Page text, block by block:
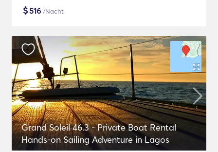
$516 /Nacht
Grand Soleil 46.3 - Private Boat Rental
Hands-on Sailing Adventure in Lagos